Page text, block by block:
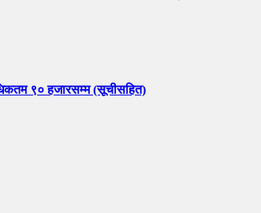
९० हजारसम्म (सूचीसहित)